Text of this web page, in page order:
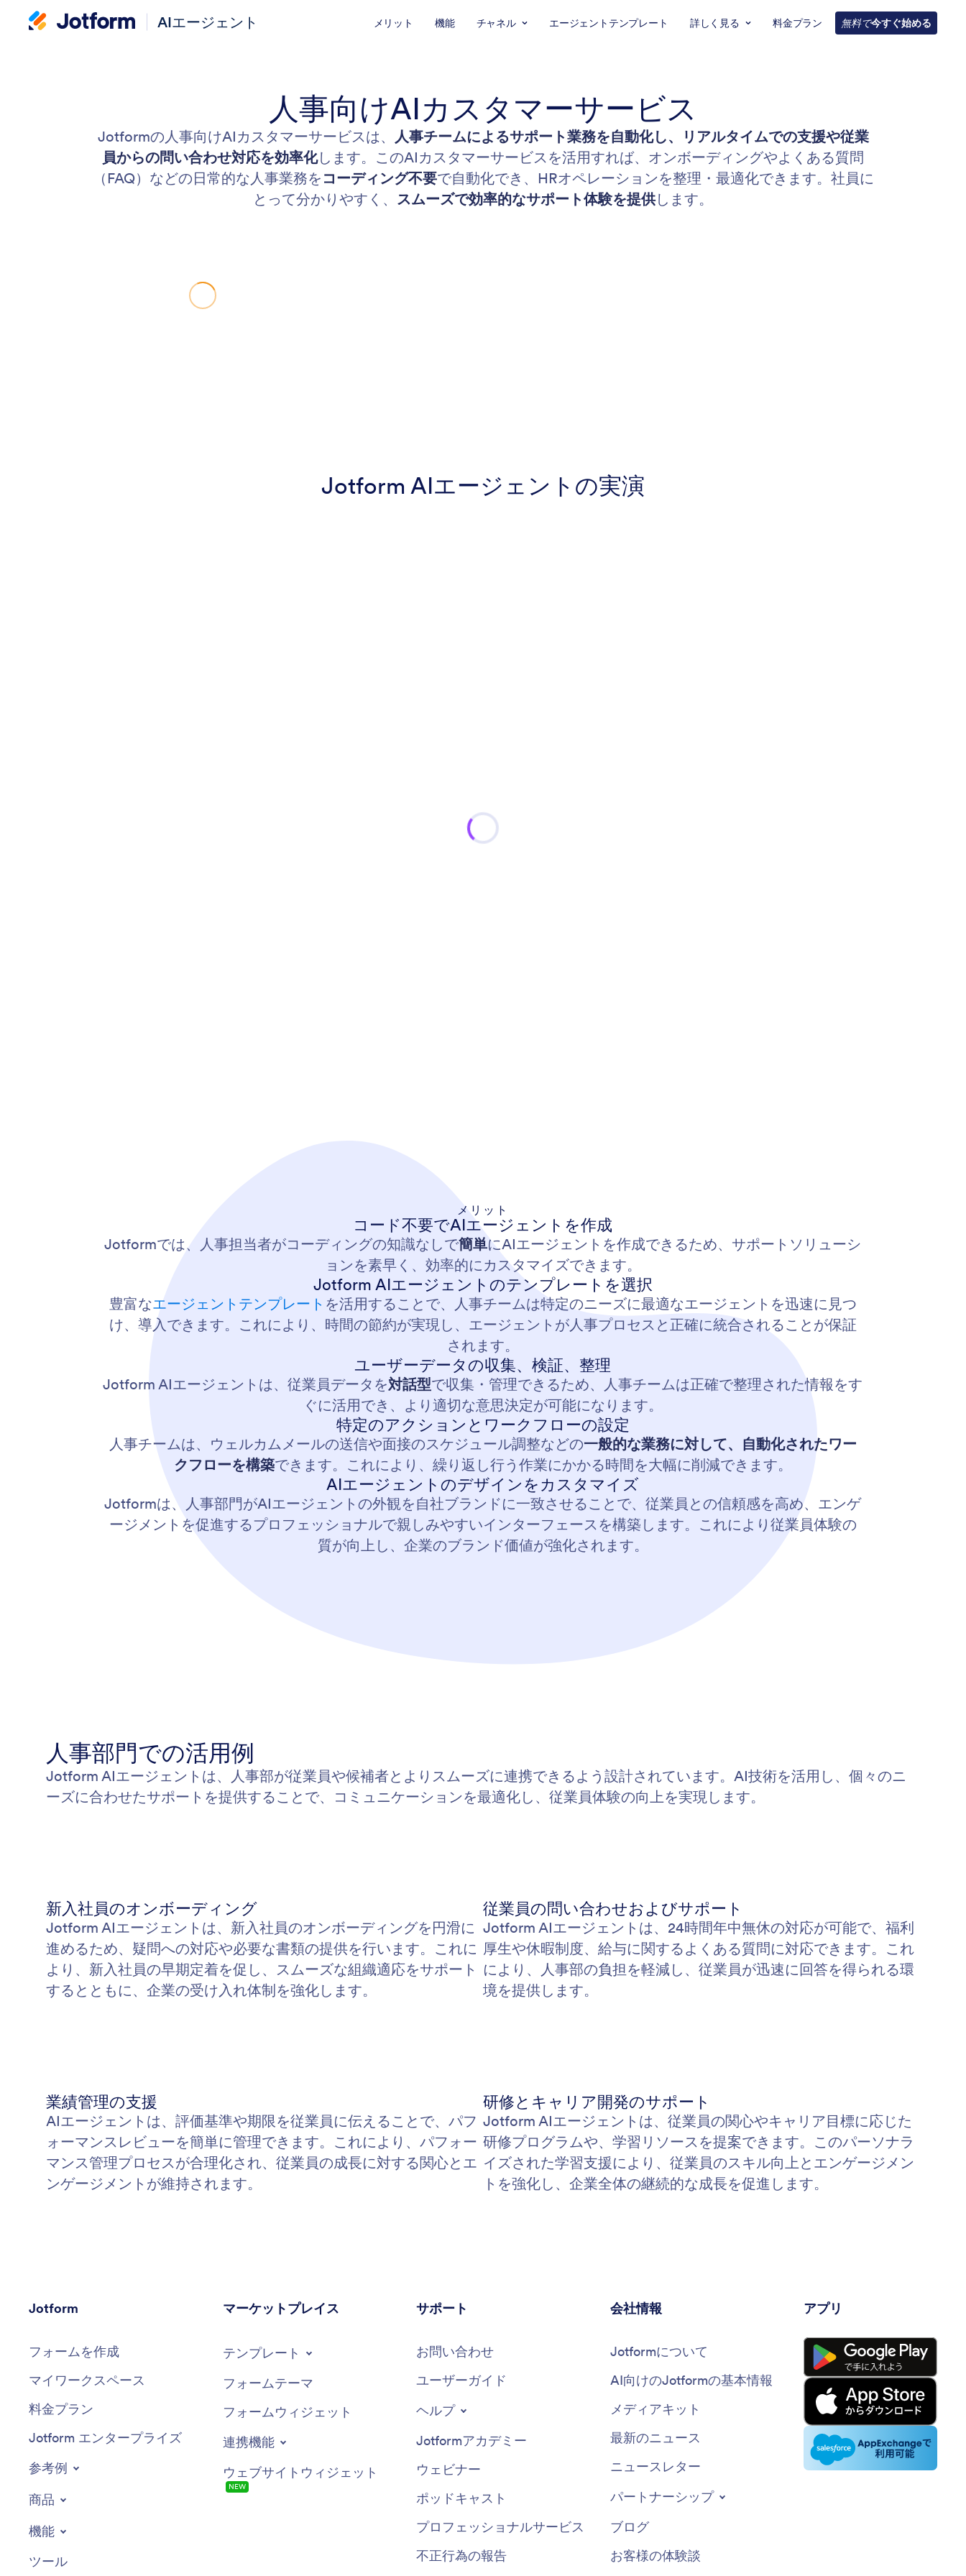
AIエージェント メリット 機能 チャネル エージェントテンプレート 詳しく見る 料金プラン 無料で今すぐ始める
人事向けAIカスタマーサービス
Jotformの人事向けAIカスタマーサービスは、 人事チームによるサポート業務を自動化し、リアルタイムでの支援や従業
員からの問い合わせ対応を効率化します。このAIカスタマーサービスを活用すれば、オンボーディングやよくある質問
（FAQ）などの日常的な人事業務をコーディング不要で自動化でき、HRオペレーションを整理・最適化できます。社員に
とって分かりやすく、 スムーズで効率的なサポート体験を提供します。
Jotform AIエージェントの実演
メリット
コード不要でAIエージェントを作成
Jotformでは、人事担当者がコーディングの知識なしで簡単にAIエージェントを作成できるため、サポートソリューシ
ョンを素早く、効率的にカスタマイズできます。
Jotform AIエージェントのテンプレートを選択
豊富なエージェントテンプレート を活用することで、人事チームは特定のニーズに最適なエージェントを迅速に見つ
け、導入できます。これにより、時間の節約が実現し、エージェントが人事プロセスと正確に統合されることが保証
されます。
ユーザーデータの収集、検証、整理
Jotform AIエージェントは、従業員データを対話型で収集・管理できるため、人事チームは正確で整理された情報をす
ぐに活用でき、より適切な意思決定が可能になります。
特定のアクションとワークフローの設定
人事チームは、ウェルカムメールの送信や面接のスケジュール調整などの一般的な業務に対して、自動化されたワー
クフローを構築できます。これにより、繰り返し行う作業にかかる時間を大幅に削減できます。
AIエージェントのデザインをカスタマイズ
Jotformは、人事部門がAIエージェントの外観を自社ブランドに一致させることで、従業員との信頼感を高め、エンゲ
ージメントを促進するプロフェッショナルで親しみやすいインターフェースを構築します。これにより従業員体験の
質が向上し、企業のブランド価値が強化されます。
人事部門での活用例
Jotform AIエージェントは、人事部が従業員や候補者とよりスムーズに連携できるよう設計されています。AI技術を活用し、個々のニ
ーズに合わせたサポートを提供することで、コミュニケーションを最適化し、従業員体験の向上を実現します。
新入社員のオンボーディング
Jotform AIエージェントは、新入社員のオンボーディングを円滑に
進めるため、疑問への対応や必要な書類の提供を行います。これに
より、新入社員の早期定着を促し、スムーズな組織適応をサポート
するとともに、企業の受け入れ体制を強化します。
従業員の問い合わせおよびサポート
Jotform AIエージェントは、24時間年中無休の対応が可能で、福利
厚生や休暇制度、給与に関するよくある質問に対応できます。これ
により、人事部の負担を軽減し、従業員が迅速に回答を得られる環
境を提供します。
業績管理の支援
AIエージェントは、評価基準や期限を従業員に伝えることで、パフ
ォーマンスレビューを簡単に管理できます。これにより、パフォー
マンス管理プロセスが合理化され、従業員の成長に対する関心とエ
ンゲージメントが維持されます。
研修とキャリア開発のサポート
Jotform AIエージェントは、従業員の関心やキャリア目標に応じた
研修プログラムや、学習リソースを提案できます。このパーソナラ
イズされた学習支援により、従業員のスキル向上とエンゲージメン
トを強化し、企業全体の継続的な成長を促進します。
Jotform
フォームを作成
マイワークスペース
料金プラン
Jotform エンタープライズ
参考例
商品
機能
ツール
マーケットプレイス
テンプレート
フォームテーマ
フォームウィジェット
連携機能
ウェブサイトウィジェット
NEW
サポート
お問い合わせ
ユーザーガイド
ヘルプ
Jotformアカデミー
ウェビナー
ポッドキャスト
プロフェッショナルサービス
不正行為の報告
会社情報
Jotformについて
AI向けのJotformの基本情報
メディアキット
最新のニュース
ニュースレター
パートナーシップ
ブログ
お客様の体験談
アプリ